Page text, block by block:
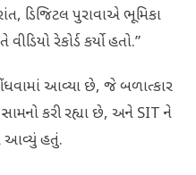
ડિજિટલ પુરાવાએ ભૂમિકા
રેકોર્ડ કર્યો હતો.”
આવ્યા છે, જે બળાત્કાર
કરી રહ્યા છે, અને SIT ને
આવ્યું હતું.